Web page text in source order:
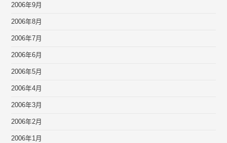
2006年9月
2006年8月
2006年7月
2006年6月
2006年5月
2006年4月
2006年3月
2006年2月
2006年1月